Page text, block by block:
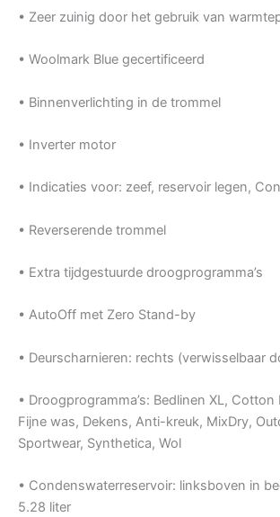
• Zeer zuinig door het gebruik van
• Woolmark Blue gecertificeerd
• Binnenverlichting in de trommel
• Inverter motor
• Indicaties voor: zeef, reservoir legen,
• Reverserende trommel
• Extra tijdgestuurde droogprogramma’s
• AutoOff met Zero Stand-by
• Deurscharnieren: rechts (verwisselbaar
• Droogprogramma’s: Bedlinen XL, Cotton
Fijne was, Dekens, Anti-kreuk, MixDry,
Sportwear, Synthetica, Wol
• Condenswaterreservoir: linksboven in
5.28 liter